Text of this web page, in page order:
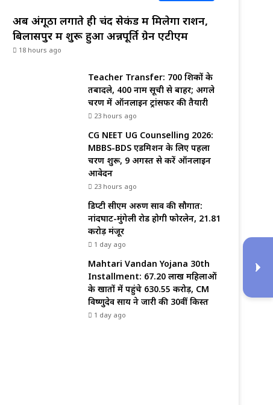
अब अंगूठा लगाते ही चंद सेकंड में मिलेगा राशन,
बिलासपुर में शुरू हुआ अन्नपूर्ति ग्रेन एटीएम
18 hours ago
Teacher Transfer: 700 शिक्षकों के
तबादले, 400 नाम सूची से बाहर; अगले
चरण में ऑनलाइन ट्रांसफर की तैयारी
23 hours ago
CG NEET UG Counselling 2026:
MBBS-BDS एडमिशन के लिए पहला
चरण शुरू, 9 अगस्त से करें ऑनलाइन
आवेदन
23 hours ago
डिप्टी सीएम अरुण साव की सौगात:
नांदघाट-मुंगेली रोड होगी फोरलेन, ₹21.81
करोड़ मंजूर
1 day ago
Mahtari Vandan Yojana 30th
Installment: 67.20 लाख महिलाओं
के खातों में पहुंचे 630.55 करोड़, CM
विष्णुदेव साय ने जारी की 30वीं किस्त
1 day ago